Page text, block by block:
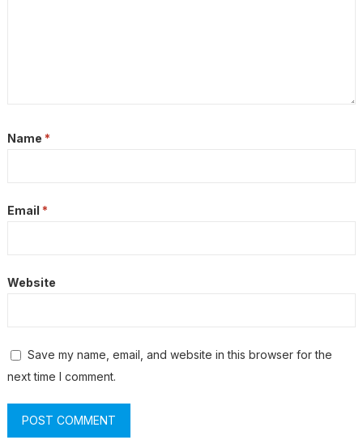
Name *
Email *
Website
Save my name, email, and website in this browser for the
next time I comment.